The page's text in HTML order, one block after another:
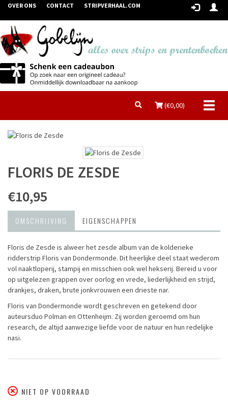
OVER ONS CONTACT STRIPVERHAAL.COM
(€0,00)
FLORIS DE ZESDE
€10,95
OMSCHRIJVING EIGENSCHAPPEN
Floris de Zesde is alweer het zesde album van de kolderieke
ridderstrip Floris van Dondermonde. Dit heerlijke deel staat wederom
vol naaktloperij, stampij en misschien ook wel hekserij. Bereid u voor
op uitgelezen grappen over oorlog en vrede, liederlijkheid en strijd,
drankjes, draken, brute jonkvrouwen een drieste nar.
Floris van Dondermonde wordt geschreven en getekend door
auteursduo Polman en Ottenheijm. Zij worden geroemd om hun
research, de altijd aanwezige liefde voor de natuur en hun redelijke
nasi.
NIET OP VOORRAAD